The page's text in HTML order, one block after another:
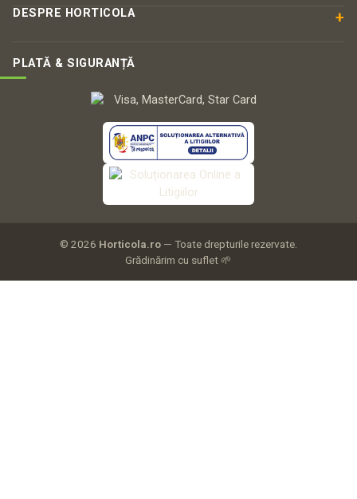
DESPRE HORTICOLA +
PLATĂ & SIGURANȚĂ
© 2026 Horticola.ro — Toate drepturile rezervate.
Grădinărim cu suflet 🌱